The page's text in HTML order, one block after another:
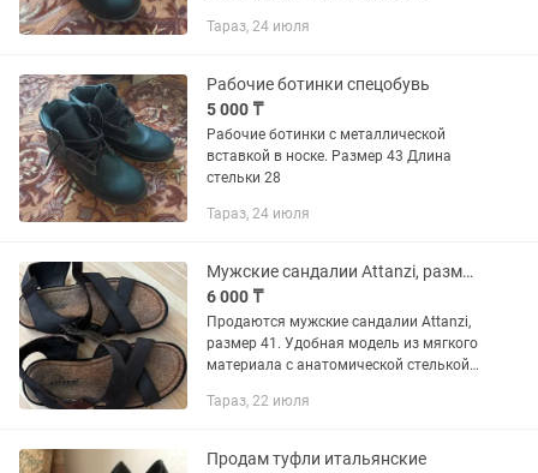
Тараз, 24 июля
Рабочие ботинки спецобувь
5 000 ₸
Рабочие ботинки с металлической
вставкой в носке. Размер 43 Длина
стельки 28
Тараз, 24 июля
Мужские сандалии Attanzi, размер 41
6 000 ₸
Продаются мужские сандалии Attanzi,
размер 41. Удобная модель из мягкого
материала с анатомической стелькой.
носки, прогулок и отдыха. Ремешки на
Тараз, 22 июля
Продам туфли итальянские